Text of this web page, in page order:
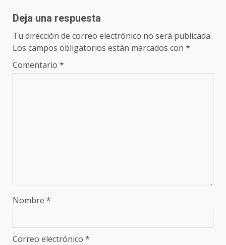
Deja una respuesta
Tu dirección de correo electrónico no será publicada.
Los campos obligatorios están marcados con *
Comentario *
Nombre *
Correo electrónico *